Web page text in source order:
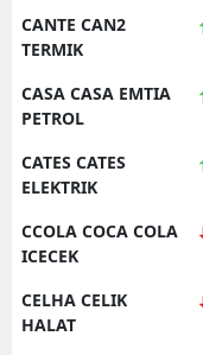
CANTE CAN2
TERMIK
CASA CASA EMTIA
PETROL
CATES CATES
ELEKTRIK
CCOLA COCA COLA
ICECEK
CELHA CELIK
HALAT